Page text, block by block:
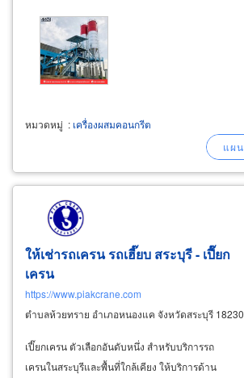
หมวดหมู่ : เครื่องผสมคอนกรีต
ให้เช่ารถเครน รถเฮี๊ยบ สระบุรี - เปี๊ยก
เครน
https://www.piakcrane.com
ตำบลห้วยทราย อำเภอหนองแค จังหวัดสระบุรี 18230
เปี๊ยกเครน ตัวเลือกอันดับหนึ่ง สำหรับบริการรถ
เครนในสระบุรีและพื้นที่ใกล้เคียง ให้บริการด้าน